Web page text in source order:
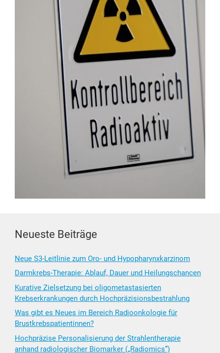
Neueste Beiträge
Neue S3-Leitlinie zum Oro- und Hypopharynxkarzinom
Darmkrebs-Therapie: Ablauf, Dauer und Heilungschancen
Kurative Zielsetzung bei oligometastasierten
Krebserkrankungen durch Hochpräzisionsbestrahlung
Was gibt es Neues im Bereich Radioonkologie für
Brustkrebspatientinnen?
Hochpräzise Personalisierung der Strahlentherapie
anhand radiologischer Biomarker („Radiomics“)